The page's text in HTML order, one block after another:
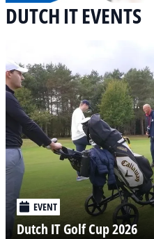
DUTCH IT EVENTS
EVENT
Dutch IT Golf Cup 2026